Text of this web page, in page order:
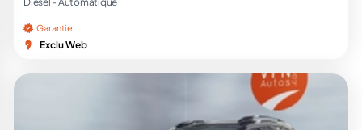
Garantie
Exclu Web